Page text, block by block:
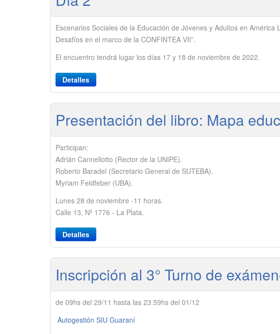
Escenarios Sociales de la Educación de Jóvenes y Adultos en América
Desafíos en el marco de la CONFINTEA VII”.
El encuentro tendrá lugar los días 17 y 18 de noviembre de 2022.
Detalles
Presentación del libro: Mapa
Participan:
Adrián Cannellotto (Rector de la UNIPE).
Roberto Baradel (Secretario General de SUTEBA).
Myriam Feldfeber (UBA).
Lunes 28 de noviembre -11 horas.
Calle 13, Nº 1776 - La Plata.
Detalles
Inscripción al 3° Turno de
de 09hs del 29/11 hasta las 23.59hs del 01/12
Autogestión SIU Guaraní